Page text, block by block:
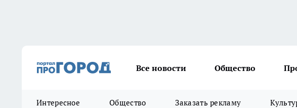
Все новости Общество
Интересное Общество Заказать рекламу